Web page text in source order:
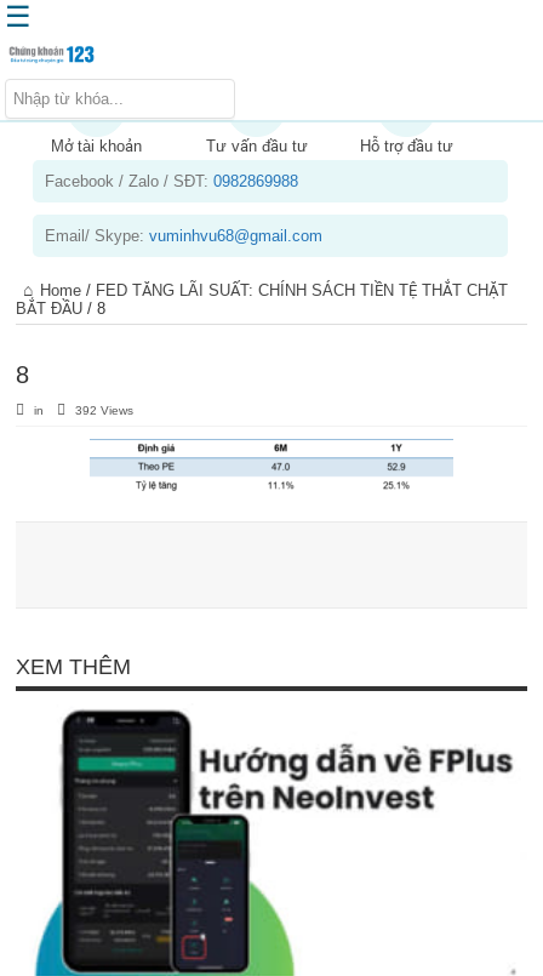
Trang chủ
Kiến thức chứng khoán
Kinh nghiệm đầu tư
Sản phẩm – dịch vụ
Chứng khoán phái sinh
☰
Mở tài khoản Tư vấn đầu tư
Hỗ trợ đầu tư
Facebook / Zalo / SĐT:0982869988
Email/ Skype:vuminhvu68@gmail.com
Home / FED TĂNG LÃI SUẤT: CHÍNH SÁCH TIỀN TỆ THẮT CHẶT
BẮT ĐẦU /8
8
in 392 Views
XEM THÊM